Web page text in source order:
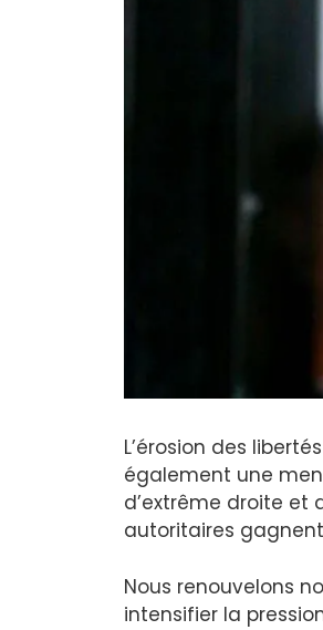
L’érosion des
également une
d’extrême droite et
autoritaires
Nous renouvelons
intensifier la